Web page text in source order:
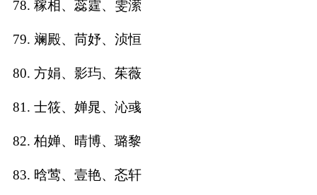
78. 稼相、蕊霆、雯潆
79. 斓殿、苘妤、浈恒
80. 方娟、影玙、茱薇
81. 士筱、婵晁、沁彧
82. 柏婵、晴博、璐黎
83. 晗莺、壹艳、忞轩